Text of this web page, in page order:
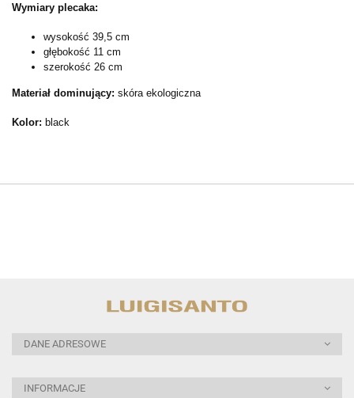
Wymiary plecaka:
wysokość 39,5 cm
głębokość 11 cm
szerokość 26 cm
Materiał dominujący: skóra ekologiczna
Kolor: black
DANE ADRESOWE
INFORMACJE